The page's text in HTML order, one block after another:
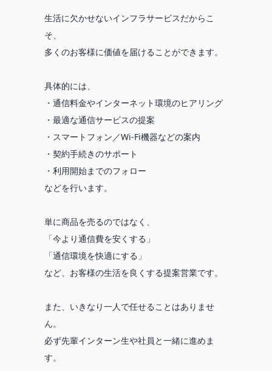
生活に欠かせないインフラサービスだからこ
そ、
多くのお客様に価値を届けることができます。
具体的には、
・通信料金やインターネット環境のヒアリング
・最適な通信サービスの提案
・スマートフォン／Wi-Fi機器などの案内
・契約手続きのサポート
・利用開始までのフォロー
などを行います。
単に商品を売るのではなく、
「今より通信費を安くする」
「通信環境を快適にする」
など、お客様の生活を良くする提案営業です。
また、いきなり一人で任せることはありませ
ん。
必ず先輩インターン生や社員と一緒に進めま
す。